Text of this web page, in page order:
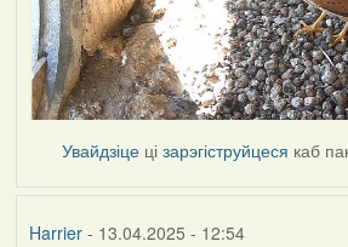
Увайдзіце цізарэгіструйцеся каб
Harrier- 13.04.2025 - 12:54